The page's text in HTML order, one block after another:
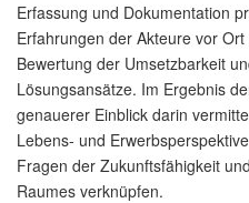
Erfassung und Dokumentation
Erfahrungen der Akteure vor
Bewertung der Umsetzbarkeit
Lösungsansätze. Im Ergebnis
genauerer Einblick darin
Lebens- und
Fragen der Zukunftsfähigkeit
Raumes verknüpfen.